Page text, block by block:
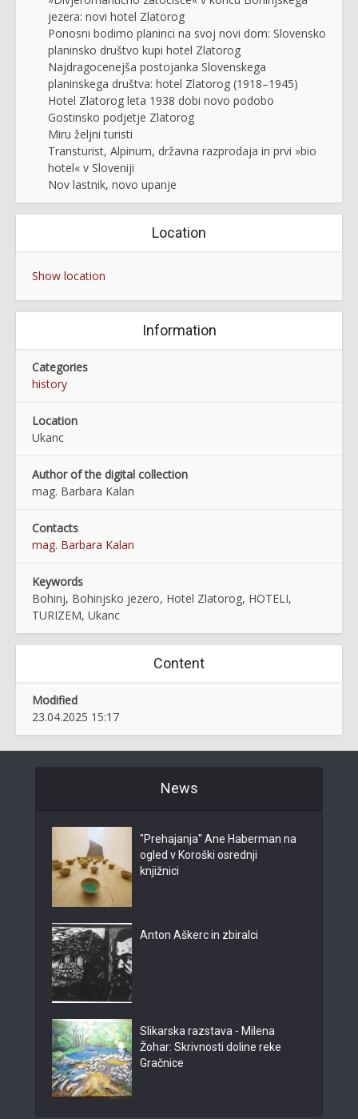
jezera: novi hotel Zlatorog
Ponosni bodimo planinci na svoj novi dom: Slovensko
planinsko društvo kupi hotel Zlatorog
Najdragocenejša postojanka Slovenskega
planinskega društva: hotel Zlatorog (1918–1945)
Hotel Zlatorog leta 1938 dobi novo podobo
Gostinsko podjetje Zlatorog
Miru željni turisti
Transturist, Alpinum, državna razprodaja in prvi »bio
hotel« v Sloveniji
Nov lastnik, novo upanje
Location
Show location
Information
Categories
history
Location
Ukanc
Author of the digital collection
mag. Barbara Kalan
Contacts
mag. Barbara Kalan
Keywords
Bohinj, Bohinjsko jezero, Hotel Zlatorog, HOTELI,
TURIZEM, Ukanc
Content
Modified
23.04.2025 15:17
News
"Prehajanja" Ane Haberman na
ogled v Koroški osrednji
knjižnici
Anton Aškerc in zbiralci
Slikarska razstava - Milena
Žohar: Skrivnosti doline reke
Gračnice